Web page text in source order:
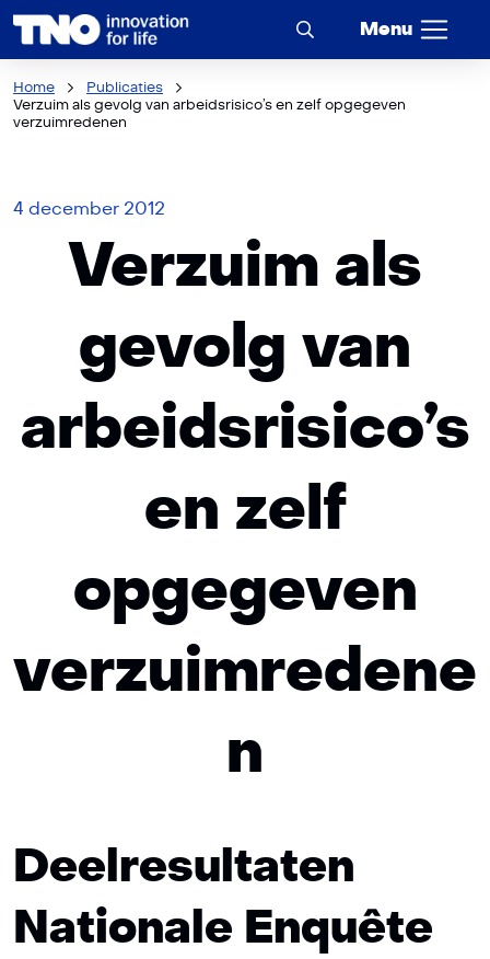
Menu
Home
Publicaties
Verzuim als gevolg van arbeidsrisico’s en zelf opgegeven
verzuimredenen
Verzuim als
gevolg van
arbeidsrisico’s
en zelf
opgegeven
verzuimredene
n
4 december 2012
Deelresultaten
Nationale Enquête